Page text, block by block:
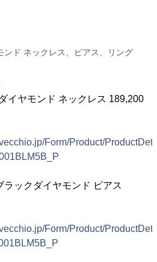
ンド ネックレス、ピアス、リング
イヤモンド ネックレス 189,200
Form/Product/
ラックダイヤモンド ピアス
Form/Product/